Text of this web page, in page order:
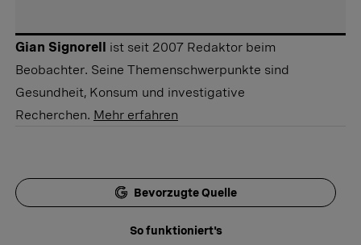
Gian Signorell ist seit 2007 Redaktor beim
Beobachter. Seine Themenschwerpunkte sind
Gesundheit, Konsum und investigative
Recherchen. Mehr erfahren
Bevorzugte Quelle
So funktioniert's